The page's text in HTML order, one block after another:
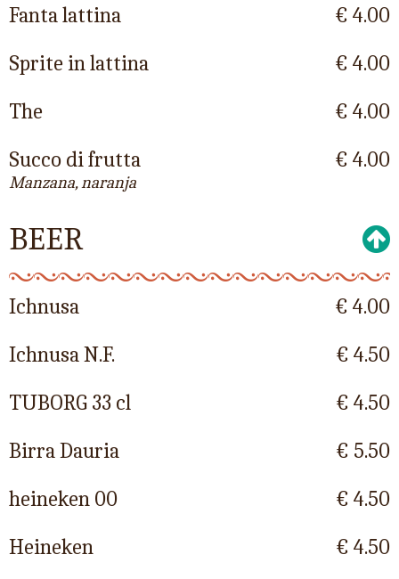
Fanta lattina
€ 4.00
Sprite in lattina
€ 4.00
The
€ 4.00
Succo di frutta
Manzana, naranja
€ 4.00
BEER
Ichnusa
€ 4.00
Ichnusa N.F.
€ 4.50
TUBORG 33 cl
€ 4.50
Birra Dauria
€ 5.50
heineken 00
€ 4.50
Heineken
€ 4.50